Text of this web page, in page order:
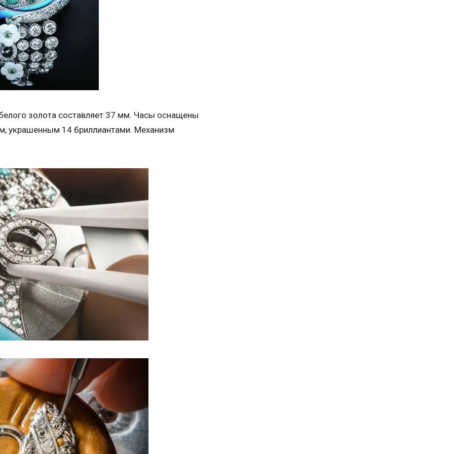
золота составляет 37 мм. Часы оснащены
украшенным 14 бриллиантами. Механизм